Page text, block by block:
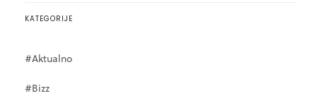
KATEGORIJE
#Aktualno
#Bizz